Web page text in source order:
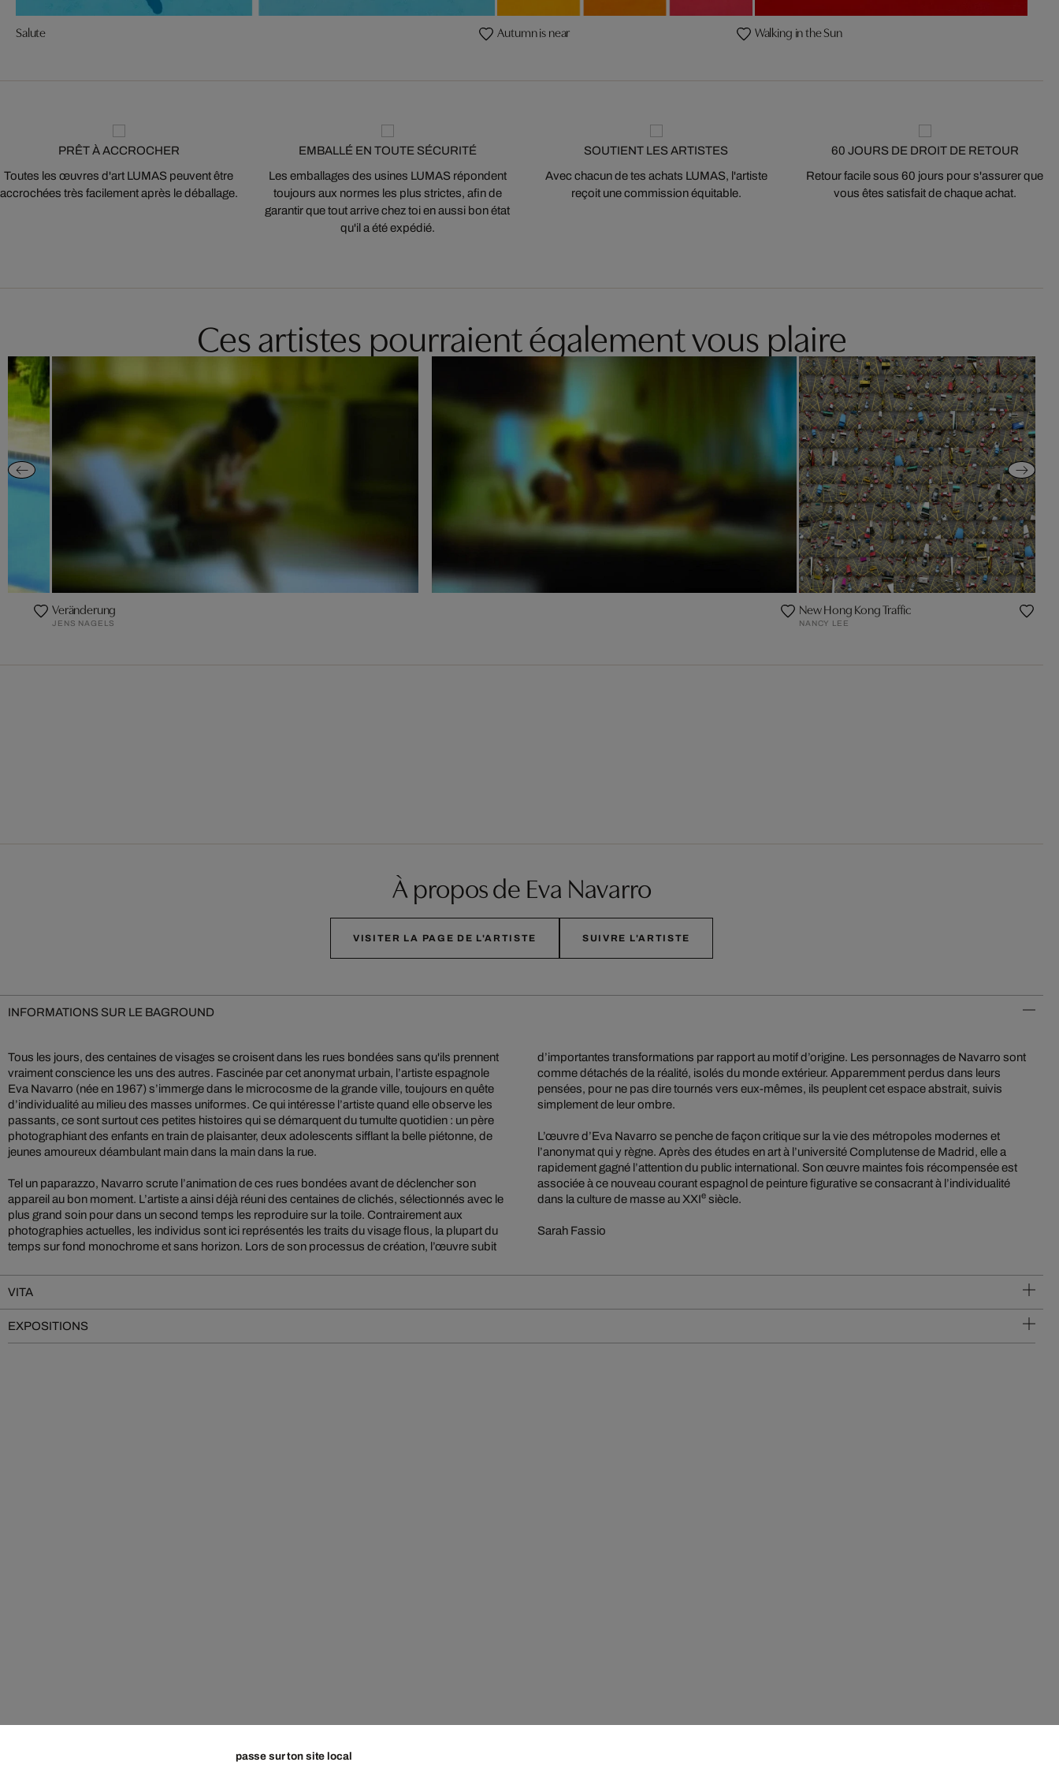
Salute Autumn is near Walking in the Sun
PRÊT À ACCROCHER
Toutes les œuvres d'art LUMAS peuvent être
accrochées très facilement après le déballage.
EMBALLÉ EN TOUTE SÉCURITÉ
Les emballages des usines LUMAS répondent
toujours aux normes les plus strictes, afin de
garantir que tout arrive chez toi en aussi bon état
qu'il a été expédié.
SOUTIENT LES ARTISTES
Avec chacun de tes achats LUMAS, l'artiste
reçoit une commission équitable.
60 JOURS DE DROIT DE RETOUR
Retour facile sous 60 jours pour s'assurer que
vous êtes satisfait de chaque achat.
Ces artistes pourraient également vous plaire
Veränderung
JENS NAGELS
New Hong Kong Traffic
NANCY LEE
À propos de Eva Navarro
VISITER LA PAGE DE L'ARTISTE SUIVRE L'ARTISTE
INFORMATIONS SUR LE BAGROUND
Tous les jours, des centaines de visages se croisent dans les rues bondées sans qu'ils prennent
vraiment conscience les uns des autres. Fascinée par cet anonymat urbain, l’artiste espagnole
Eva Navarro (née en 1967) s’immerge dans le microcosme de la grande ville, toujours en quête
d’individualité au milieu des masses uniformes. Ce qui intéresse l’artiste quand elle observe les
passants, ce sont surtout ces petites histoires qui se démarquent du tumulte quotidien : un père
photographiant des enfants en train de plaisanter, deux adolescents sifflant la belle piétonne, de
jeunes amoureux déambulant main dans la main dans la rue.
Tel un paparazzo, Navarro scrute l’animation de ces rues bondées avant de déclencher son
appareil au bon moment. L’artiste a ainsi déjà réuni des centaines de clichés, sélectionnés avec le
plus grand soin pour dans un second temps les reproduire sur la toile. Contrairement aux
photographies actuelles, les individus sont ici représentés les traits du visage flous, la plupart du
temps sur fond monochrome et sans horizon. Lors de son processus de création, l’œuvre subit
d’importantes transformations par rapport au motif d’origine. Les personnages de Navarro sont
comme détachés de la réalité, isolés du monde extérieur. Apparemment perdus dans leurs
pensées, pour ne pas dire tournés vers eux-mêmes, ils peuplent cet espace abstrait, suivis
simplement de leur ombre.
L’œuvre d’Eva Navarro se penche de façon critique sur la vie des métropoles modernes et
l’anonymat qui y règne. Après des études en art à l’université Complutense de Madrid, elle a
rapidement gagné l’attention du public international. Son œuvre maintes fois récompensée est
associée à ce nouveau courant espagnol de peinture figurative se consacrant à l’individualité
dans la culture de masse au XXIe siècle.
Sarah Fassio
VITA
EXPOSITIONS
passe sur ton site local